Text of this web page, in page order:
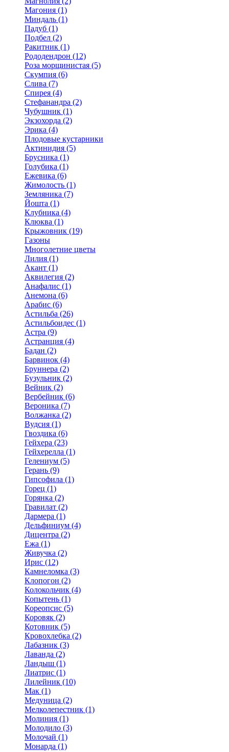
Магония (1)
Миндаль (1)
Падуб (1)
Подбел (2)
Ракитник (1)
Рододендрон (12)
Роза морщинистая (5)
Скумпия (6)
Слива (7)
Спирея (4)
Стефанандра (2)
Чубушник (1)
Экзохорда (2)
Эрика (4)
Плодовые кустарники
Актинидия (5)
Брусника (1)
Голубика (1)
Ежевика (6)
Жимолость (1)
Земляника (7)
Йошта (1)
Клубника (4)
Клюква (1)
Крыжовник (19)
Газоны
Многолетние цветы
Лилия (1)
Акант (1)
Аквилегия (2)
Анафалис (1)
Анемона (6)
Арабис (6)
Астильба (26)
Астильбоидес (1)
Астра (9)
Астранция (4)
Бадан (2)
Барвинок (4)
Бруннера (2)
Бузульник (2)
Вейник (2)
Вербейник (6)
Вероника (7)
Волжанка (2)
Вудсия (1)
Гвоздика (6)
Гейхера (23)
Гейхерелла (1)
Гелениум (5)
Герань (9)
Гипсофила (1)
Горец (1)
Горянка (2)
Гравилат (2)
Дармера (1)
Дельфиниум (4)
Дицентра (2)
Ежа (1)
Живучка (2)
Ирис (12)
Камнеломка (3)
Клопогон (2)
Колокольчик (4)
Копытень (1)
Кореопсис (5)
Коровяк (2)
Котовник (5)
Кровохлебка (2)
Лабазник (3)
Лаванда (2)
Ландыш (1)
Лиатрис (1)
Лилейник (10)
Мак (1)
Медуница (2)
Мелколепестник (1)
Молиния (1)
Молодило (3)
Молочай (1)
Монарда (1)